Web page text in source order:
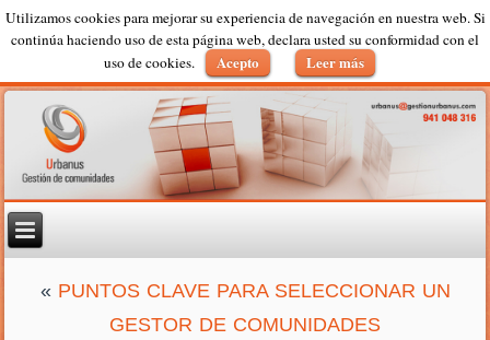
Utilizamos cookies para mejorar su experiencia de navegación en nuestra web. Si
continúa haciendo uso de esta página web, declara usted su conformidad con el
uso de cookies.
Acepto Leer más
« PUNTOS CLAVE PARA SELECCIONAR UN
GESTOR DE COMUNIDADES